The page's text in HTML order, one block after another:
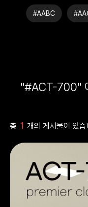
#AABC
"#ACT-700"
총 1 개의 게시물이 있습